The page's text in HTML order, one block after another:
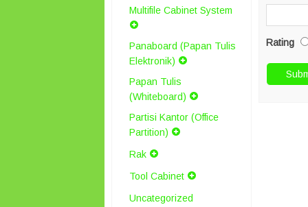
Multifile Cabinet System
Panaboard (Papan Tulis
Elektronik)
Papan Tulis
(Whiteboard)
Partisi Kantor (Office
Partition)
Rak
Tool Cabinet
Uncategorized
Rating